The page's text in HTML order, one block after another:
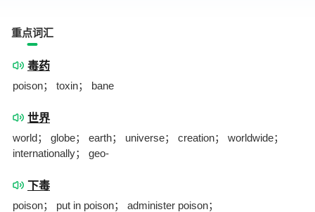
重点词汇
毒药
poison； toxin； bane
世界
world； globe； earth； universe； creation； worldwide；
internationally； geo-
下毒
poison； put in poison； administer poison；